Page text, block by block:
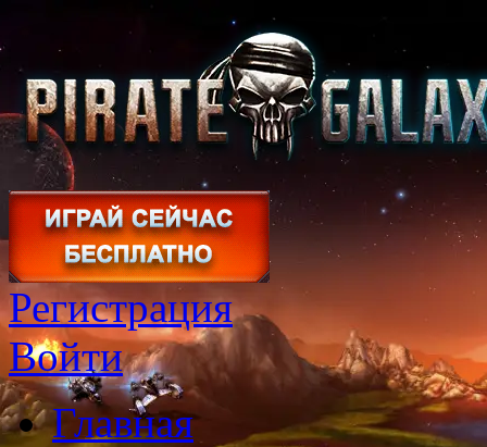
Регистрация
Войти
Главная